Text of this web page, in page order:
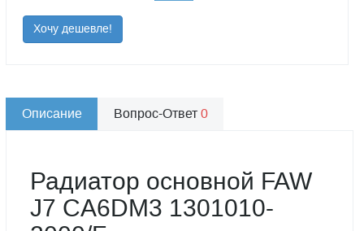
Хочу дешевле!
Описание Вопрос-Ответ0
Радиатор основной FAW
J7 CA6DM3 1301010-